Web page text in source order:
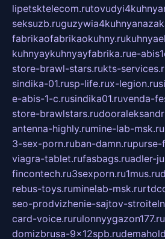
lipetsktelecom.ru
seksuzb.ru
fabrikaofabrikaokuhny.ru
kuhnyaykuhnyayfabrika.rue-
store-brawl-stars.rukts-
sindika-01.rusp-life.rux-legion.ru
e-abis-1-c.rusindika01.ruvenda-
store-brawlstars.ru
antenna-highly.rumine-lab-msk.ru
3-sex-porn.ruban-damn.rupurse-
viagra-tablet.rufasbags.ruadler-
fincontech.ru3sexporn.ru1mus.ru
rebus-toys.ruminelab-msk.ru
seo-prodvizhenie-sajtov-
card-voice.rurulonnyygazon177.ru
domizbrusa-9x12spb.ru